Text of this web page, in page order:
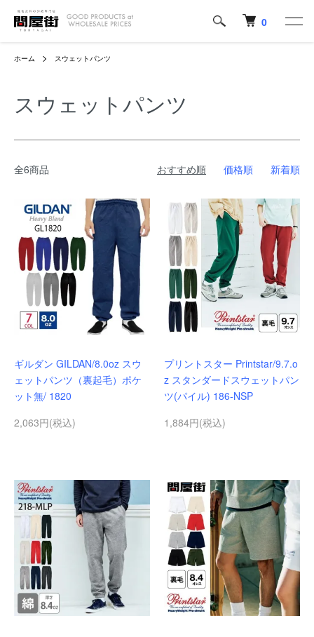
0
ホーム スウェットパンツ
スウェットパンツ
全6商品 おすすめ順 価格順 新着順
ギルダン GILDAN/8.0oz スウ
ェットパンツ（裏起毛）ポケ
ット無/ 1820
2,063円(税込)
プリントスター Printstar/9.7.o
z スタンダードスウェットパン
ツ(パイル) 186-NSP
1,884円(税込)